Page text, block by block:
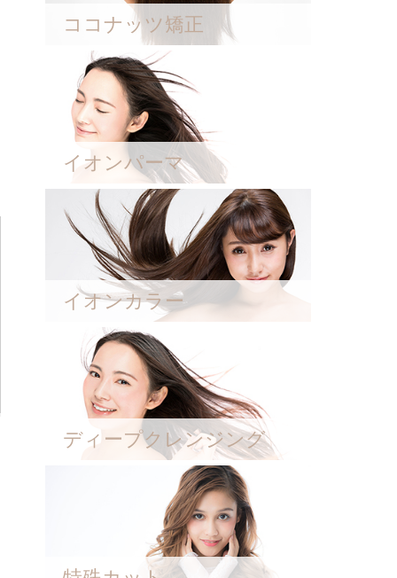
ココナッツ矯正
イオンパーマ
イオンカラー
ディープクレンジング